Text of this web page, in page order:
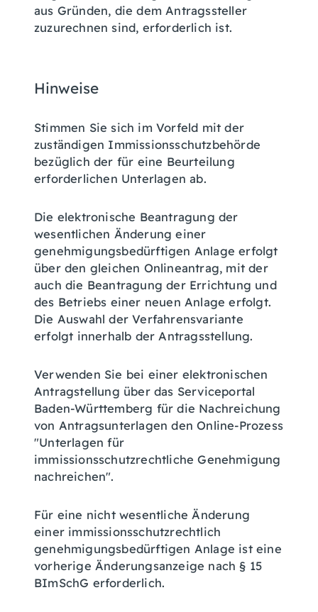
aus Gründen, die dem Antragssteller
zuzurechnen sind, erforderlich ist.
Hinweise
Stimmen Sie sich im Vorfeld mit der
zuständigen Immissionsschutzbehörde
bezüglich der für eine Beurteilung
erforderlichen Unterlagen ab.
Die elektronische Beantragung der
wesentlichen Änderung einer
genehmigungsbedürftigen Anlage erfolgt
über den gleichen Onlineantrag, mit der
auch die Beantragung der Errichtung und
des Betriebs einer neuen Anlage erfolgt.
Die Auswahl der Verfahrensvariante
erfolgt innerhalb der Antragsstellung.
Verwenden Sie bei einer elektronischen
Antragstellung über das Serviceportal
Baden-Württemberg für die Nachreichung
von Antragsunterlagen den Online-Prozess
"Unterlagen für
immissionsschutzrechtliche Genehmigung
nachreichen".
Für eine nicht wesentliche Änderung
einer immissionsschutzrechtlich
genehmigungsbedürftigen Anlage ist eine
vorherige Änderungsanzeige nach § 15
BImSchG erforderlich.